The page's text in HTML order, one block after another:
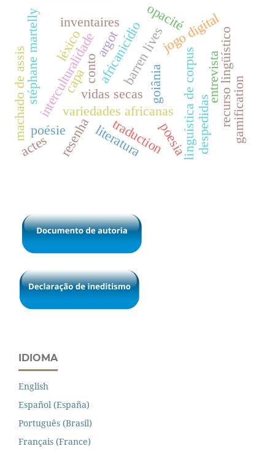
interculturalidade
variedades africanas
africanicídiogoiânia linguística de corpus
vidas secas
barren lives
resenha
jogo digital
despedidas
entrevista
stéphane martelly inventaires
poésie
opacité
traduction
argot
léxico recurso lingüísticogamification
literatura poesia
capaconto
actes
machado de assis
IDIOMA
English
Español (España)
Português (Brasil)
Français (France)